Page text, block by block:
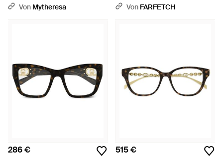
Von Mytheresa
38Mm - Schwarz
Von FARFETCH
286 € 515 €